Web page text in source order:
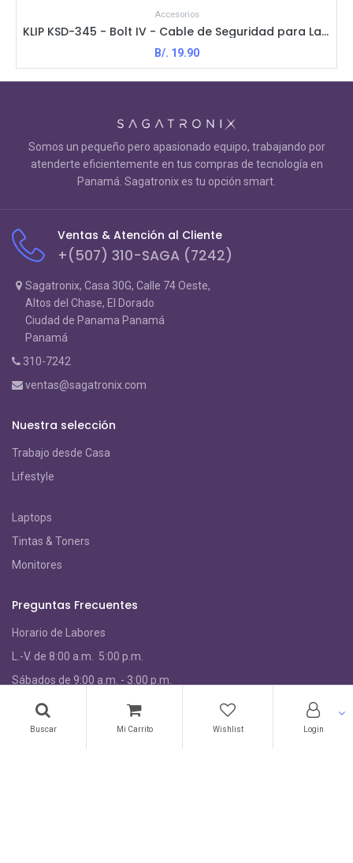
Buscar Mi Carrito Wishlist Login
Accesorios
KLIP KSD-345 - Bolt IV - Cable de Seguridad para Laptop Por Combinación / Negro
B/. 19.90
Somos un pequeño pero apasionado equipo, trabajando por
atenderte eficientemente en tus compras de tecnología en
Panamá. Sagatronix es tu opción smart.
Ventas & Atención al Cliente
+(507) 310-SAGA (7242)
Sagatronix, Casa 30G, Calle 74 Oeste,
Altos del Chase, El Dorado
Ciudad de Panama Panamá
Panamá
310-7242
ventas@sagatronix.com
Nuestra selección
Trabajo desde Casa
Lifestyle
Laptops
Tintas & Toners
Monitores
Preguntas Frecuentes
Horario de Labores
L.-V. de 8:00 a.m. 5:00 p.m.
Sábados de 9:00 a.m. - 3:00 p.m.
Preguntas frecuentes